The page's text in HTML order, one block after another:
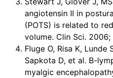
angiotensin II in
(POTS) is related to
volume. Clin Sci.
Fluge O, Risa K, Lunde
Sapkota D, et al. B-
myalgic